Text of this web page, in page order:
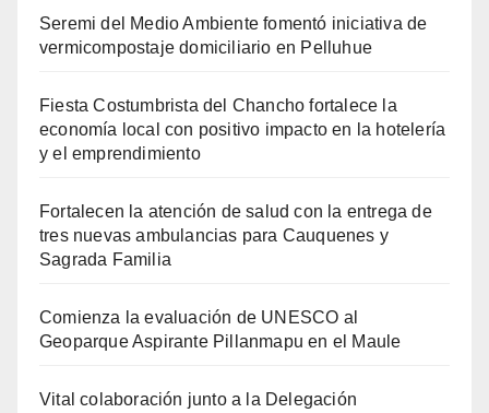
Seremi del Medio Ambiente fomentó iniciativa de
vermicompostaje domiciliario en Pelluhue
Fiesta Costumbrista del Chancho fortalece la
economía local con positivo impacto en la hotelería
y el emprendimiento
Fortalecen la atención de salud con la entrega de
tres nuevas ambulancias para Cauquenes y
Sagrada Familia
Comienza la evaluación de UNESCO al
Geoparque Aspirante Pillanmapu en el Maule
Vital colaboración junto a la Delegación